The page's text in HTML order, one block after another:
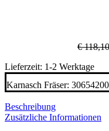
€118,10
Lieferzeit: 1-2 Werktage
Karnasch Fräser:
Beschreibung
Zusätzliche Informationen